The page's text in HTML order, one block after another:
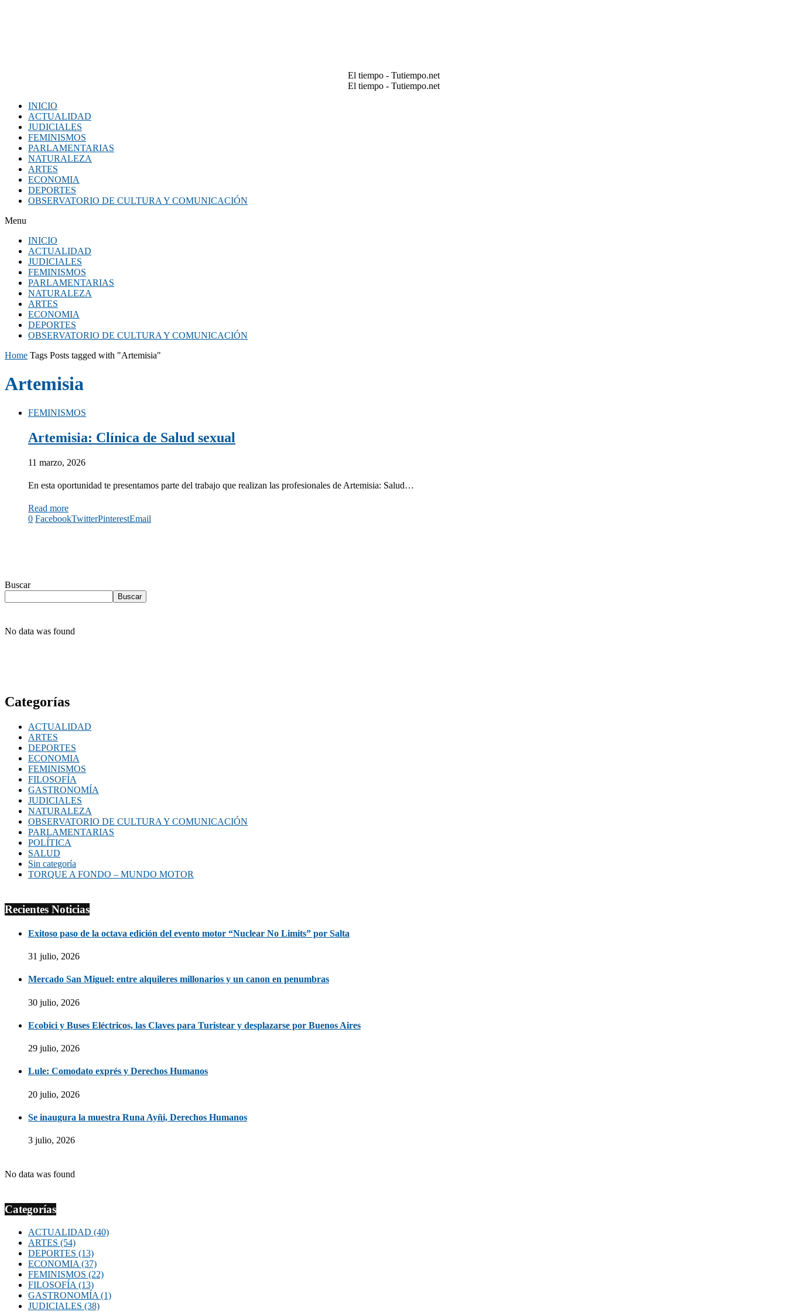
El tiempo - Tutiempo.net
El tiempo - Tutiempo.net
INICIO
ACTUALIDAD
JUDICIALES
FEMINISMOS
PARLAMENTARIAS
NATURALEZA
ARTES
ECONOMIA
DEPORTES
OBSERVATORIO DE CULTURA Y COMUNICACIÓN
Menu
INICIO
ACTUALIDAD
JUDICIALES
FEMINISMOS
PARLAMENTARIAS
NATURALEZA
ARTES
ECONOMIA
DEPORTES
OBSERVATORIO DE CULTURA Y COMUNICACIÓN
Home Tags Posts tagged with "Artemisia"
Artemisia
FEMINISMOS
Artemisia: Clínica de Salud sexual
11 marzo, 2026
En esta oportunidad te presentamos parte del trabajo que realizan las profesionales de Artemisia: Salud…
Read more
0 FacebookTwitterPinterestEmail
Buscar
Buscar
No data was found
Categorías
ACTUALIDAD
ARTES
DEPORTES
ECONOMIA
FEMINISMOS
FILOSOFÍA
GASTRONOMÍA
JUDICIALES
NATURALEZA
OBSERVATORIO DE CULTURA Y COMUNICACIÓN
PARLAMENTARIAS
POLÍTICA
SALUD
Sin categoría
TORQUE A FONDO – MUNDO MOTOR
Recientes Noticias
Exitoso paso de la octava edición del evento motor “Nuclear No Limits” por Salta
31 julio, 2026
Mercado San Miguel: entre alquileres millonarios y un canon en penumbras
30 julio, 2026
Ecobici y Buses Eléctricos, las Claves para Turistear y desplazarse por Buenos Aires
29 julio, 2026
Lule: Comodato exprés y Derechos Humanos
20 julio, 2026
Se inaugura la muestra Runa Ayñi, Derechos Humanos
3 julio, 2026
No data was found
Categorías
ACTUALIDAD (40)
ARTES (54)
DEPORTES (13)
ECONOMIA (37)
FEMINISMOS (22)
FILOSOFÍA (13)
GASTRONOMÍA (1)
JUDICIALES (38)